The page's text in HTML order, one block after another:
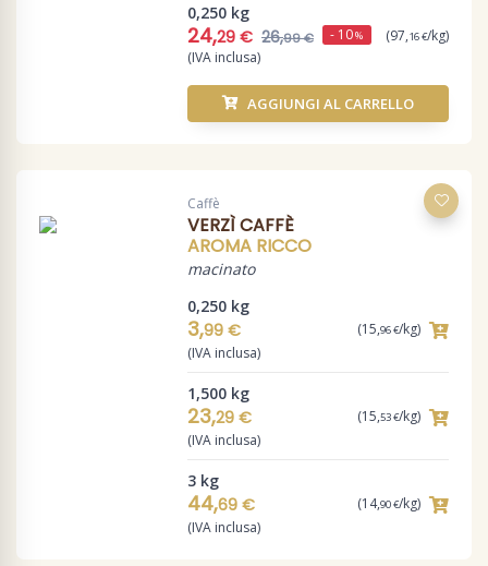
0,250 kg
24,29 € 26,99 € - 10% (97,16 €/kg)
(IVA inclusa)
AGGIUNGI AL CARRELLO
Caffè
VERZÌ CAFFÈ
AROMA RICCO
macinato
0,250 kg
3,99 € (15,96 €/kg)
(IVA inclusa)
1,500 kg
23,29 € (15,53 €/kg)
(IVA inclusa)
3 kg
44,69 € (14,90 €/kg)
(IVA inclusa)